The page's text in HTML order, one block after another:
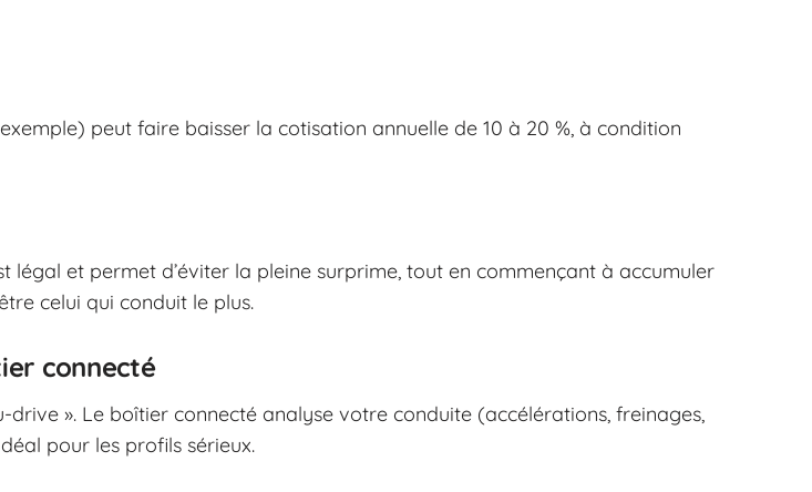
peut faire baisser la cotisation annuelle de 10 à 20 %, à condition
légal et permet d’éviter la pleine surprime, tout en commençant à accumuler
celui qui conduit le plus.
connecté
». Le boîtier connecté analyse votre conduite (accélérations, freinages,
pour les profils sérieux.